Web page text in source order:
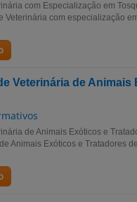
com Especialização em
Veterinária com especialização
Veterinária de Animais
de Animais Exóticos e
Animais Exóticos e Tratadores